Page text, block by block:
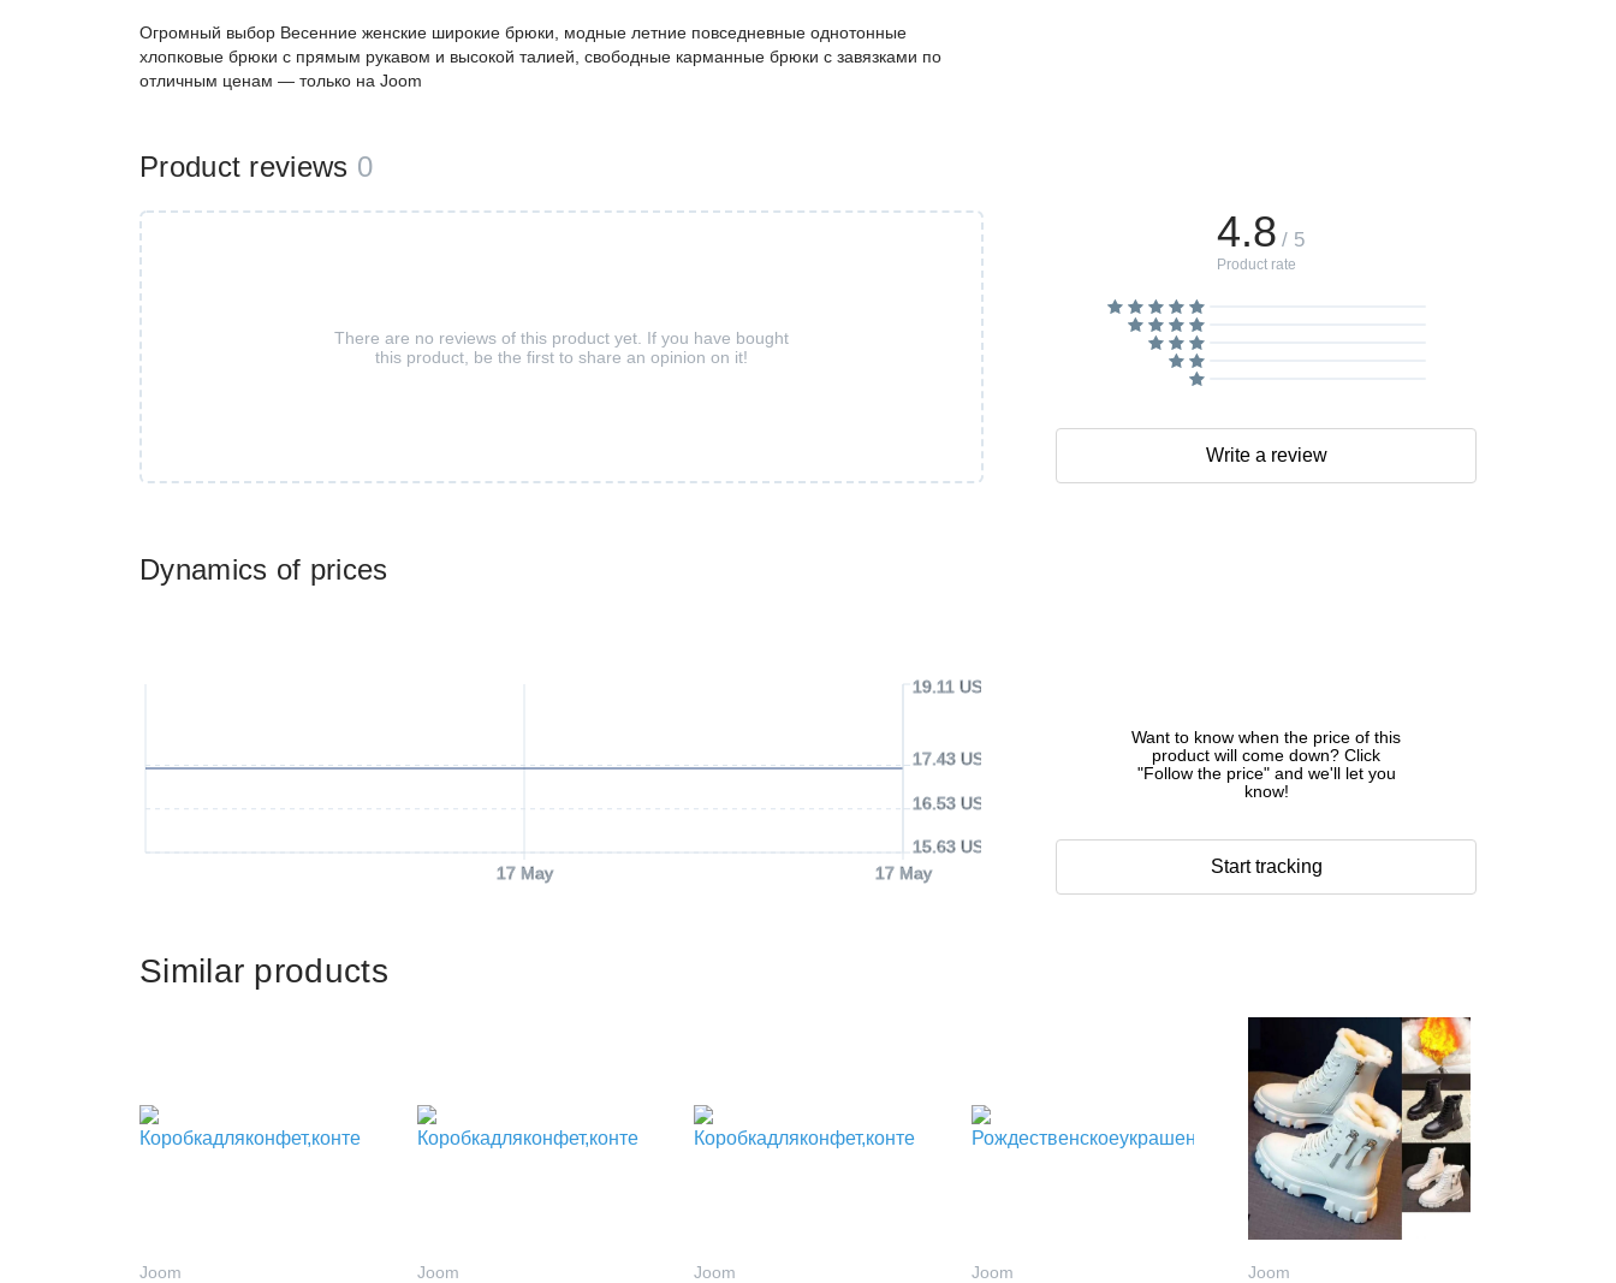
Dynamics of prices
17 May 17 May
15.63 USD
16.53 USD
17.43 USD
19.11 USD
Want to know when the price of this
product will come down? Click
"Follow the price" and we'll let you
know!
Start tracking
Огромный выбор Весенние женские широкие брюки, модные летние повседневные однотонные
хлопковые брюки с прямым рукавом и высокой талией, свободные карманные брюки с завязками по
отличным ценам — только на Joom
Product reviews 0
There are no reviews of this product yet. If you have bought
this product, be the first to share an opinion on it!
4.8 / 5
Product rate
Write a review
Similar products
Joom Joom Joom Joom Joom